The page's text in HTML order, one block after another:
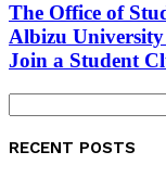
The Office of
Albizu
Join a Student
RECENT POSTS